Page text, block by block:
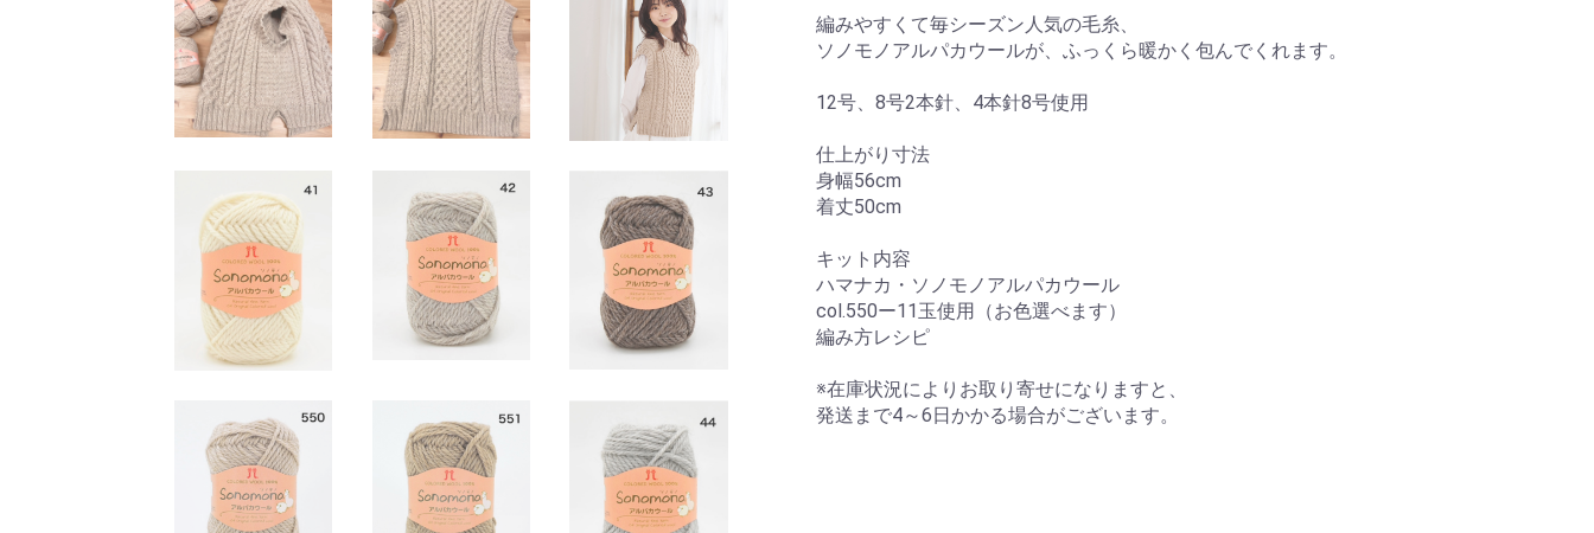
編みやすくて毎シーズン人気の毛糸、
ソノモノアルパカウールが、ふっくら暖かく包んでくれます。
12号、8号2本針、4本針8号使用
仕上がり寸法
身幅56cm
着丈50cm
キット内容
ハマナカ・ソノモノアルパカウール
col.550ー11玉使用（お色選べます）
編み方レシピ
※在庫状況によりお取り寄せになりますと、
発送まで4～6日かかる場合がございます。